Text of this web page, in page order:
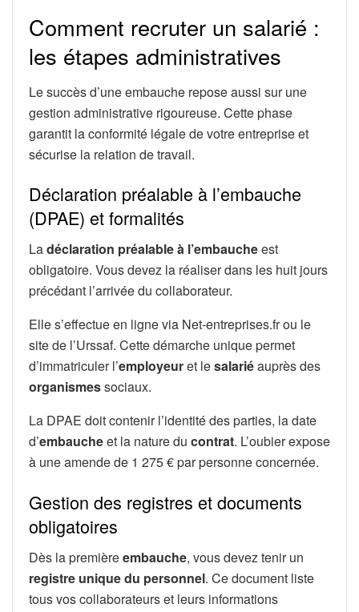
Comment recruter un salarié :
les étapes administratives
Le succès d’une embauche repose aussi sur une
gestion administrative rigoureuse. Cette phase
garantit la conformité légale de votre entreprise et
sécurise la relation de travail.
Déclaration préalable à l’embauche
(DPAE) et formalités
Ladéclaration préalable à l’embaucheest
obligatoire. Vous devez la réaliser dans les huit jours
précédant l’arrivée du collaborateur.
Elle s’effectue en ligne via Net-entreprises.fr ou le
site de l’Urssaf. Cette démarche unique permet
d’immatriculer l’employeuret lesalariéauprès des
organismessociaux.
La DPAE doit contenir l’identité des parties, la date
d’embaucheet la nature du contrat. L’oubier expose
à une amende de 1 275 € par personne concernée.
Gestion des registres et documents
obligatoires
Dès la premièreembauche, vous devez tenir un
registre unique du personnel. Ce document liste
tous vos collaborateurs et leurs informations